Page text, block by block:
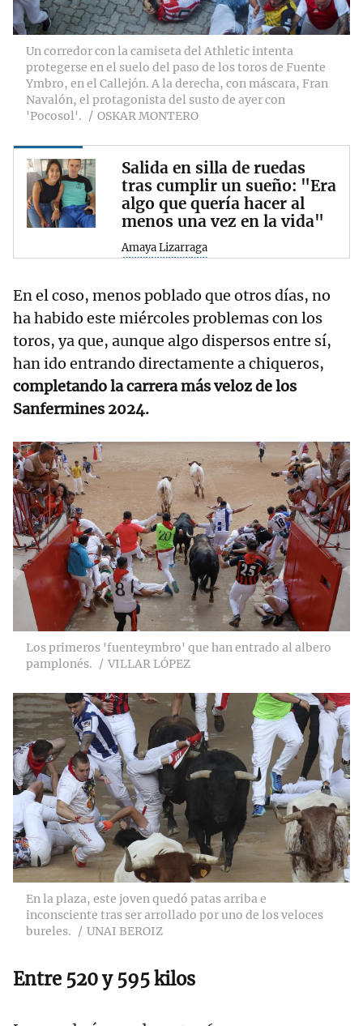
Un corredor con la camiseta del Athletic intenta
protegerse en el suelo del paso de los toros de Fuente
Ymbro, en el Callejón. A la derecha, con máscara, Fran
Navalón, el protagonista del susto de ayer con
'Pocosol'.
OSKAR MONTERO
Salida en silla de ruedas
tras cumplir un sueño: "Era
algo que quería hacer al
menos una vez en la vida"
Amaya Lizarraga
En el coso, menos poblado que otros días, no
ha habido este miércoles problemas con los
toros, ya que, aunque algo dispersos entre sí,
han ido entrando directamente a chiqueros,
completando la carrera más veloz de los
Sanfermines 2024.
Los primeros 'fuenteymbro' que han entrado al albero
pamplonés.
VILLAR LÓPEZ
En la plaza, este joven quedó patas arriba e
inconsciente tras ser arrollado por uno de los veloces
bureles.
UNAI BEROIZ
Entre 520 y 595 kilos